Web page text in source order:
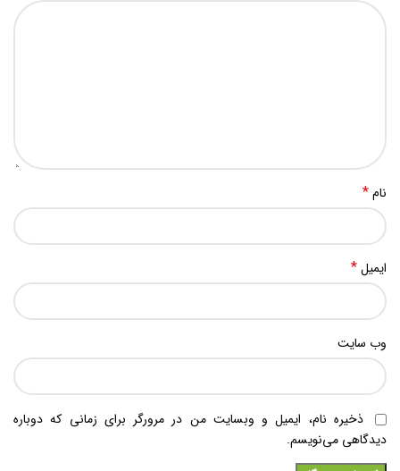
نام*
ایمیل*
وب‌ سایت
ذخیره نام، ایمیل و وبسایت من در مرورگر برای زمانی که دوباره
دیدگاهی می‌نویسم.